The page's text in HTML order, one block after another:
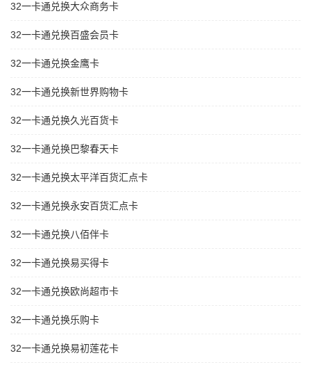
32一卡通兑换大众商务卡
32一卡通兑换百盛会员卡
32一卡通兑换金鹰卡
32一卡通兑换新世界购物卡
32一卡通兑换久光百货卡
32一卡通兑换巴黎春天卡
32一卡通兑换太平洋百货汇点卡
32一卡通兑换永安百货汇点卡
32一卡通兑换八佰伴卡
32一卡通兑换易买得卡
32一卡通兑换欧尚超市卡
32一卡通兑换乐购卡
32一卡通兑换易初莲花卡